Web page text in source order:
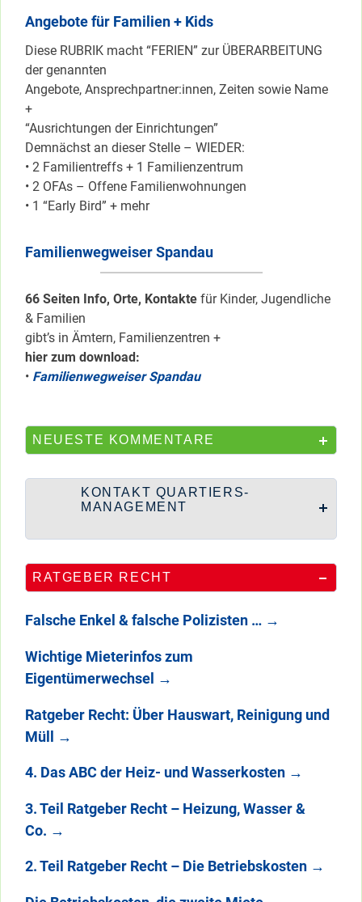
Angebote für Familien + Kids
Diese RUBRIK macht “FERIEN” zur ÜBERARBEITUNG
der genannten
Angebote, Ansprechpartner:innen, Zeiten sowie Name
+
“Ausrichtungen der Einrichtungen”
Demnächst an dieser Stelle – WIEDER:
• 2 Familientreffs + 1 Familienzentrum
• 2 OFAs – Offene Familienwohnungen
• 1 “Early Bird” + mehr
Familienwegweiser Spandau
66 Seiten Info, Orte, Kontakte für Kinder, Jugendliche
& Familien
gibt’s in Ämtern, Familienzentren +
hier zum download:
• Familienwegweiser Spandau
NEUESTE KOMMENTARE
KONTAKT QUARTIERS-
MANAGEMENT
RATGEBER RECHT
Falsche Enkel & falsche Polizisten … →
Wichtige Mieterinfos zum
Eigentümerwechsel →
Ratgeber Recht: Über Hauswart, Reinigung und
Müll →
4. Das ABC der Heiz- und Wasserkosten →
3. Teil Ratgeber Recht – Heizung, Wasser &
Co. →
2. Teil Ratgeber Recht – Die Betriebskosten →